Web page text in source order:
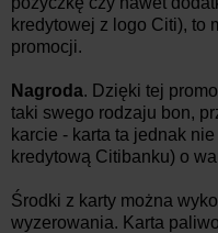
kredytowej z logo Citi), to
promocji.
Nagroda. Dzięki tej
taki swego rodzaju bon,
karcie - karta ta jednak
kredytową Citibanku) o
Środki z karty można
wyzerowania. Karta